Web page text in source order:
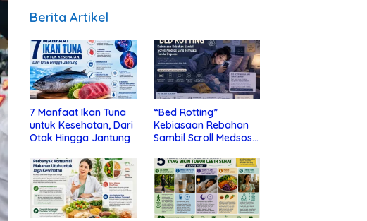
Berita Artikel
7 Manfaat Ikan Tuna
untuk Kesehatan, Dari
Otak Hingga Jantung
“Bed Rotting”
Kebiasaan Rebahan
Sambil Scroll Medsos
Depresi